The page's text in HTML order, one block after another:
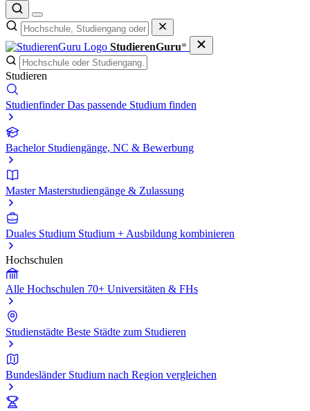
StudierenGuru*
Studieren
Studienfinder Das passende Studium finden
Bachelor Studiengänge, NC & Bewerbung
Master Masterstudiengänge & Zulassung
Duales Studium Studium + Ausbildung kombinieren
Hochschulen
Alle Hochschulen 70+ Universitäten & FHs
Studienstädte Beste Städte zum Studieren
Bundesländer Studium nach Region vergleichen